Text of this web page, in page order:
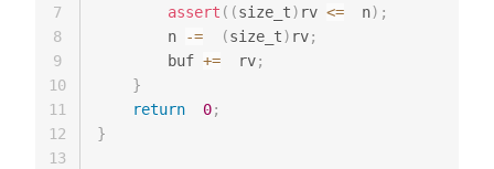
assert ( (size_t) rv <=
  n
) ;
        n
-= (size_t) rv;
        buf
+=
  rv
;
}
return
0;
}
7
8
9
10
11
12
13